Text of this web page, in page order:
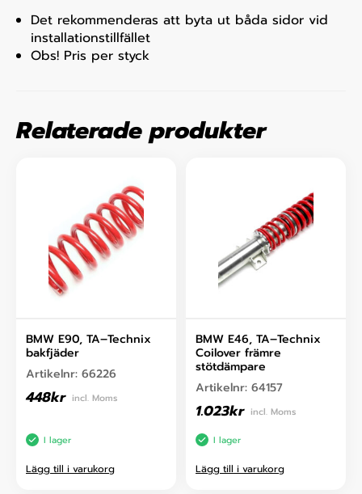
Det rekommenderas att byta ut båda sidor vid
installationstillfället
Obs! Pris per styck
Relaterade produkter
BMW E90, TA–Technix
bakfjäder
Artikelnr: 66226
448kr incl. Moms
I lager
Lägg till i varukorg
BMW E46, TA–Technix
Coilover främre
stötdämpare
Artikelnr: 64157
1.023kr incl. Moms
I lager
Lägg till i varukorg